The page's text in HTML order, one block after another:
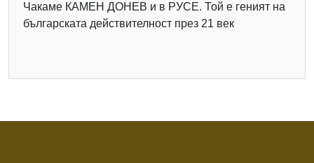
Чакаме КАМЕН ДОНЕВ и в РУСЕ. Той е геният на
българската действителност през 21 век